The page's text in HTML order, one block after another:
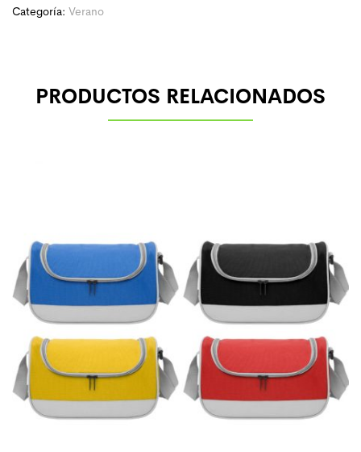
Categoría: Verano
PRODUCTOS RELACIONADOS